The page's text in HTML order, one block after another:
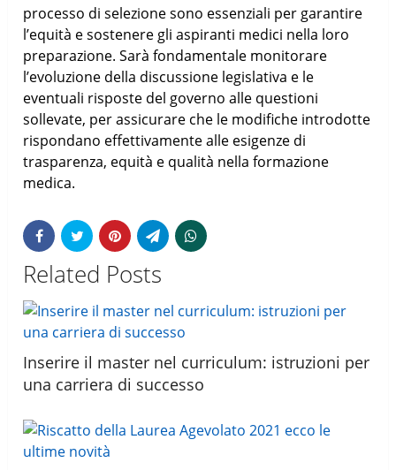
processo di selezione sono essenziali per garantire
l’equità e sostenere gli aspiranti medici nella loro
preparazione. Sarà fondamentale monitorare
l’evoluzione della discussione legislativa e le
eventuali risposte del governo alle questioni
sollevate, per assicurare che le modifiche introdotte
rispondano effettivamente alle esigenze di
trasparenza, equità e qualità nella formazione
medica.
Related Posts
Inserire il master nel curriculum: istruzioni per
una carriera di successo